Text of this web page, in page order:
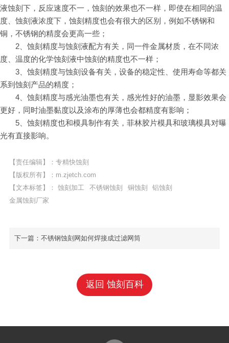
液蚀刻下，反应速度不一，蚀刻的效果也不一样，即使在相同的温
度、蚀刻液浓度下，蚀刻精度也会有很大的区别，例如不锈钢和
铜，不锈钢的精度会更高一些；
2、蚀刻精度与蚀刻液配方有关，同一件金属材质，在不同浓
度、温度的化学蚀刻液中蚀刻的精度也不一样；
3、蚀刻精度与蚀刻设备有关，设备的稳定性、使用寿命等都关
系到蚀刻产品的精度；
4、蚀刻精度与感光油墨也有关，感光性好的油墨，显影效果会
更好，同时油墨黏度以及涂布的厚薄也会都精度有影响；
5、蚀刻精度也和模具制作有关，菲林胶片模具和玻璃模具对曝
光有直接影响。
【责任编辑】：专精快蚀刻
【版权所有】： m.zjetch.com
【文本标签】： 蚀刻加工 不锈钢蚀刻 铜蚀刻
铝蚀刻
金属蚀刻厂家
下一篇：不锈钢蚀刻网如何焊接成过滤网筒
返回 蚀刻百科